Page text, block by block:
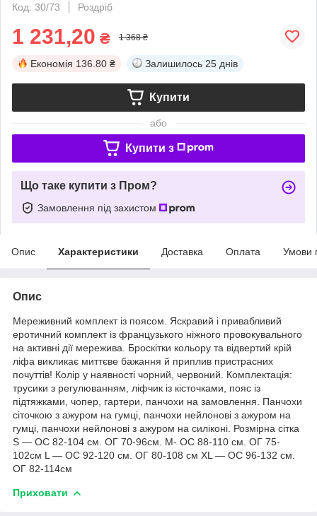
Код: 30/73
Роздріб
1 231,20 ₴ 1 368 ₴
Економія 136.80 ₴ Залишилось 25 днів
Купити
або
Купити з
Що таке купити з Пром?
Замовлення під захистом
Опис Характеристики Доставка Оплата Умови
Опис
Мереживний комплект із поясом. Яскравий і привабливий
еротичний комплект із французького ніжного провокувального
на активні дії мережива. Броскітки кольору та відвертий крій
ліфа викликає миттєве бажання й приплив пристрасних
почуттів! Колір у наявності чорний, червоний. Комплектація:
трусики з регулюванням, ліфчик із кісточками, пояс із
підтяжками, чопер, гартери, панчохи на замовлення. Панчохи
сіточкою з ажуром на гумці, панчохи нейлонові з ажуром на
гумці, панчохи нейлонові з ажуром на силіконі. Розмірна сітка
S — ОС 82-104 см. ОГ 70-96см. M- ОС 88-110 см. ОГ 75-
102см L — ОС 92-120 см. ОГ 80-108 см ХL — ОС 96-132 см.
ОГ 82-114см
Приховати